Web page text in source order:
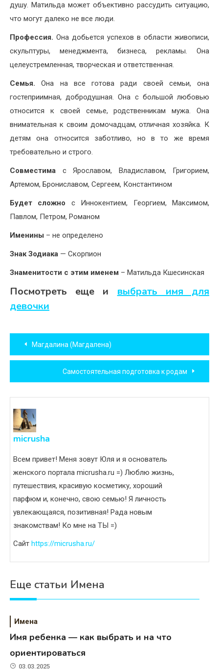
душу. Матильда может объективно рассудить ситуацию,
что могут далеко не все люди.
Профессия. Она добьется успехов в области живописи,
скульптуры, менеджмента, бизнеса, рекламы. Она
целеустремленная, творческая и ответственная.
Семья.Она на все готова ради своей семьи, она
гостеприимная, добродушная. Она с большой любовью
относится к своей семье, родственникам мужа. Она
внимательная к своим домочадцам, отличная хозяйка. К
детям она относится заботливо, но в то же время
требовательно и строго.
Совместима с Ярославом, Владиславом, Григорием,
Артемом, Брониславом, Сергеем, Константином
Будет сложно с Иннокентием, Георгием, Максимом,
Павлом, Петром, Романом
Именины – не определено
Знак Зодиака — Скорпион
Знаменитости с этим именем – Матильда Кшесинская
Посмотреть еще и выбрать имя для
девочки
Навигация
по
записям
Магдалина (Магдалена)
Самостоятельная подготовка к родам
micrusha
Всем привет! Меня зовут Юля и я основатель
женского портала micrusha.ru =) Люблю жизнь,
путешествия, красивую косметику, хороший
парфюм и, конечно, свою семью! Я личность
увлекающаяся, позитивная! Рада новым
знакомствам! Ко мне на ТЫ =)
Сайт https://micrusha.ru/
Еще статьи Имена
Имена
Имя ребенка — как выбрать и на что
ориентироваться
03.03.2025